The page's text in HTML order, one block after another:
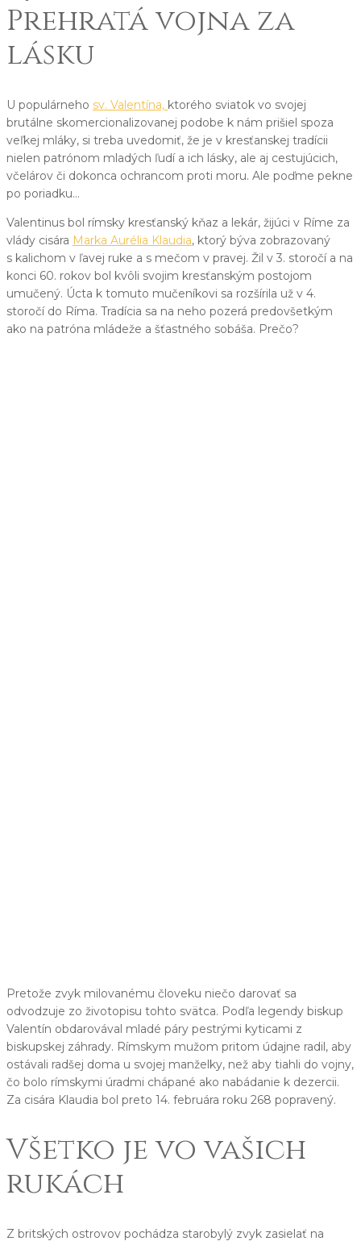
Polština
Čeština
Prehratá vojna za
lásku
U populárneho sv. Valentína, ktorého sviatok vo svojej
brutálne skomercionalizovanej podobe k nám prišiel spoza
veľkej mláky, si treba uvedomiť, že je v kresťanskej tradícii
nielen patrónom mladých ľudí a ich lásky, ale aj cestujúcich,
včelárov či dokonca ochrancom proti moru. Ale poďme pekne
po poriadku…
Valentinus bol rímsky kresťanský kňaz a lekár, žijúci v Ríme za
vlády cisára Marka Aurélia Klaudia, ktorý býva zobrazovaný
s kalichom v ľavej ruke a s mečom v pravej. Žil v 3. storočí a na
konci 60. rokov bol kvôli svojim kresťanským postojom
umučený. Úcta k tomuto mučeníkovi sa rozšírila už v 4.
storočí do Ríma. Tradícia sa na neho pozerá predovšetkým
ako na patróna mládeže a šťastného sobáša. Prečo?
Pretože zvyk milovanému človeku niečo darovať sa
odvodzuje zo životopisu tohto svätca. Podľa legendy biskup
Valentín obdarovával mladé páry pestrými kyticami z
biskupskej záhrady. Rímskym mužom pritom údajne radil, aby
ostávali radšej doma u svojej manželky, než aby tiahli do vojny,
čo bolo rímskymi úradmi chápané ako nabádanie k dezercii.
Za cisára Klaudia bol preto 14. februára roku 268 popravený.
Všetko je vo vašich
rukách
Z britských ostrovov pochádza starobylý zvyk zasielať na